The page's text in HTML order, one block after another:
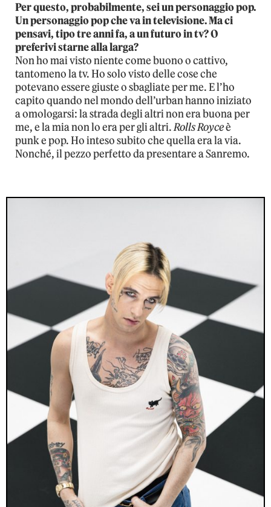
Per questo, probabilmente, sei un personaggio pop.
Un personaggio pop che va in televisione. Ma ci
pensavi, tipo tre anni fa, a un futuro in tv? O
preferivi starne alla larga?
Non ho mai visto niente come buono o cattivo,
tantomeno la tv. Ho solo visto delle cose che
potevano essere giuste o sbagliate per me. E l’ho
capito quando nel mondo dell’urban hanno iniziato
a omologarsi: la strada degli altri non era buona per
me, e la mia non lo era per gli altri.Rolls Royceè
punk e pop. Ho inteso subito che quella era la via.
Nonché, il pezzo perfetto da presentare a Sanremo.